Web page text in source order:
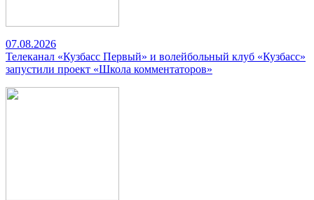
07.08.2026
Телеканал «Кузбасс Первый» и волейбольный клуб «Кузбасс»
запустили проект «Школа комментаторов»